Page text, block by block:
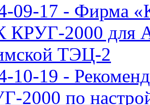
09-17 - Фирма
КРУГ-2000 для
ТЭЦ-2
10-19 -
2000 по